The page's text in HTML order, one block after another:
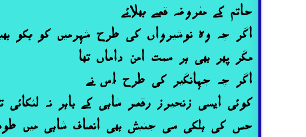
حاتم کے مفروضہ قصے بُھلائے
اگر چہ وہ نوشیرواں کی طرح شہرمیں کو بُکو
مگر پھر بھی ہر سمت امن داماں تھا
اگر چہ جہانگیر کی طرح اُس نے
کوئی ایسی زنجیرز رقصر شاہی کے باہر نہ لٹکائی
جس کی ہلکی سی جنبش بھی انصاف شاہی میں